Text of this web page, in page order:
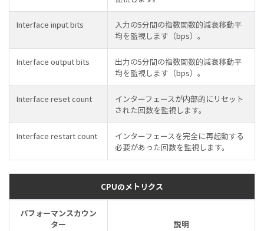
Interface input bits
入力の5分間の指数関数的減衰移動平
均を監視します（bps）。
Interface output bits
出力の5分間の指数関数的減衰移動平
均を監視します（bps）。
Interface reset count
インターフェースが内部的にリセット
された回数を監視します。
Interface restart count
インターフェースを完全に再起動する
必要があった回数を監視します。
CPUのメトリクス
パフォーマンスカウン
ター
説明